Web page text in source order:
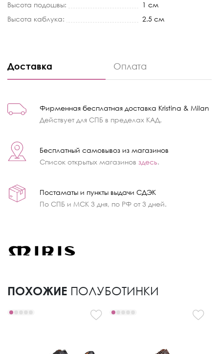
Высота подошвы:
1 см
Высота каблука:
2.5 см
Доставка Оплата
Фирменная бесплатная доставка Kristina & Milan
Действует для СПБ в пределах КАД.
Бесплатный самовывоз из магазинов
Список открытых магазинов здесь.
Постаматы и пункты выдачи СДЭК
По СПБ и МСК 3 дня, по РФ от 3 дней.
ПОХОЖИЕ ПОЛУБОТИНКИ